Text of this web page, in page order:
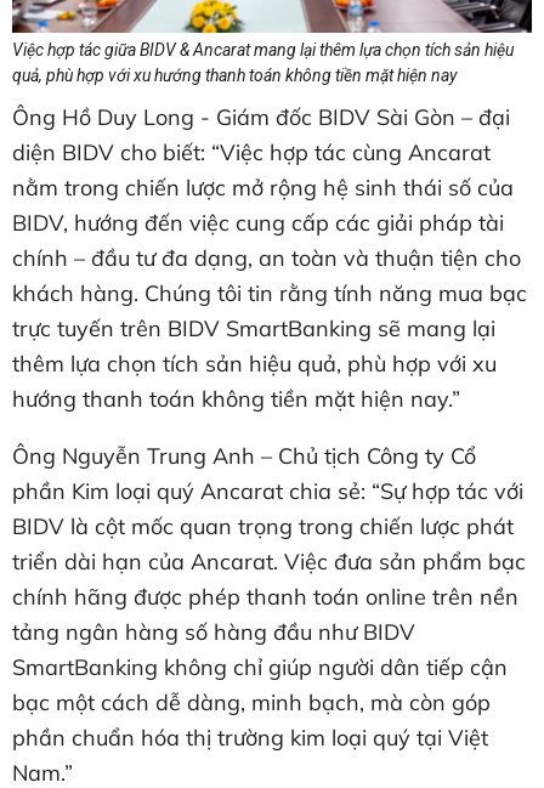
Việc hợp tác giữa BIDV & Ancarat mang lại thêm lựa chọn tích sản hiệu
quả, phù hợp với xu hướng thanh toán không tiền mặt hiện nay
Ông Hồ Duy Long - Giám đốc BIDV Sài Gòn – đại
diện BIDV cho biết: “Việc hợp tác cùng Ancarat
nằm trong chiến lược mở rộng hệ sinh thái số của
BIDV, hướng đến việc cung cấp các giải pháp tài
chính – đầu tư đa dạng, an toàn và thuận tiện cho
khách hàng. Chúng tôi tin rằng tính năng mua bạc
trực tuyến trên BIDV SmartBanking sẽ mang lại
thêm lựa chọn tích sản hiệu quả, phù hợp với xu
hướng thanh toán không tiền mặt hiện nay.”
Ông Nguyễn Trung Anh – Chủ tịch Công ty Cổ
phần Kim loại quý Ancarat chia sẻ: “Sự hợp tác với
BIDV là cột mốc quan trọng trong chiến lược phát
triển dài hạn của Ancarat. Việc đưa sản phẩm bạc
chính hãng được phép thanh toán online trên nền
tảng ngân hàng số hàng đầu như BIDV
SmartBanking không chỉ giúp người dân tiếp cận
bạc một cách dễ dàng, minh bạch, mà còn góp
phần chuẩn hóa thị trường kim loại quý tại Việt
Nam.”